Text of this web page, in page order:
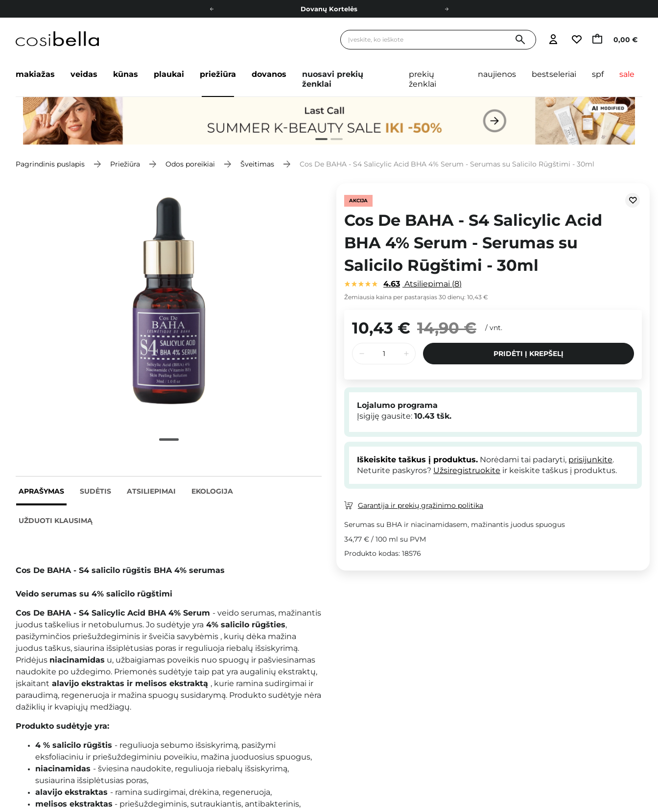
Dovanų Kortelės
Nemokamas pristatymas nuo 40,00 € 0,00 €
makiažas veidas kūnas plaukai priežiūra dovanos
nuosavi prekių
ženklai
prekių
ženklai
naujienos bestseleriai spf sale
Pagrindinis puslapis Priežiūra Odos poreikiai Šveitimas Cos De BAHA - S4 Salicylic Acid BHA 4% Serum - Serumas su Salicilo Rūgštimi - 30ml
APRAŠYMAS SUDĖTIS ATSILIEPIMAI EKOLOGIJA
UŽDUOTI KLAUSIMĄ
Cos De BAHA - S4 salicilo rūgštis BHA 4% serumas
Veido serumas su 4% salicilo rūgštimi
Cos De BAHA - S4 Salicylic Acid BHA 4% Serum - veido serumas, mažinantis
juodus taškelius ir netobulumus. Jo sudėtyje yra 4% salicilo rūgšties,
pasižyminčios priešuždegiminis ir šveičia savybėmis , kurių dėka mažina
juodus taškus, siaurina išsiplėtusias poras ir reguliuoja riebalų išsiskyrimą.
Pridėjus niacinamidas u, užbaigiamas poveikis nuo spuogų ir pašviesinamas
naudokite po uždegimo. Priemonės sudėtyje taip pat yra augalinių ekstraktų,
įskaitant alavijo ekstraktas ir melisos ekstraktą , kurie ramina sudirgimai ir
paraudimą, regeneruoja ir mažina spuogų susidarymą. Produkto sudėtyje nėra
dažiklių ir kvapiųjų medžiagų.
Produkto sudėtyje yra:
4 % salicilo rūgštis - reguliuoja sebumo išsiskyrimą, pasižymi
eksfoliaciniu ir priešuždegiminiu poveikiu, mažina juoduosius spuogus,
niacinamidas - šviesina naudokite, reguliuoja riebalų išsiskyrimą,
susiaurina išsiplėtusias poras,
alavijo ekstraktas - ramina sudirgimai, drėkina, regeneruoja,
melisos ekstraktas - priešuždegiminis, sutraukiantis, antibakterinis,
AKCIJA
Cos De BAHA - S4 Salicylic Acid
BHA 4% Serum - Serumas su
Salicilo Rūgštimi - 30ml
4.63 Atsiliepimai 8
Žemiausia kaina per pastarąsias 30 dienų: 10,43 €
10,43 € 14,90 € / vnt.
PRIDĖTI Į KREPŠELĮ
Lojalumo programa
Įsigiję gausite: 10.43 tšk.
Iškeiskite taškus į produktus. Norėdami tai padaryti, prisijunkite.
Neturite paskyros? Užsiregistruokite ir keiskite taškus į produktus.
Garantija ir prekių grąžinimo politika
Serumas su BHA ir niacinamidasem, mažinantis juodus spuogus
34,77 € / 100 ml su PVM
Produkto kodas: 18576